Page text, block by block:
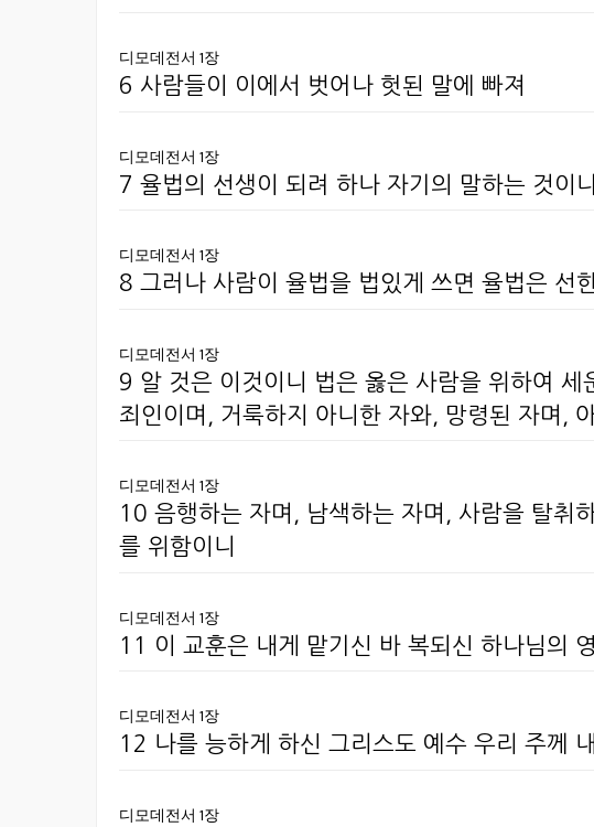
디모데전서 1장
6 사람들이 이에서 벗어나 헛된 말에 빠져
디모데전서 1장
7 율법의 선생이 되려 하나 자기의 말하는 것이
디모데전서 1장
8 그러나 사람이 율법을 법있게 쓰면 율법은 선
디모데전서 1장
9 알 것은 이것이니 법은 옳은 사람을 위하여
죄인이며, 거룩하지 아니한 자와, 망령된 자며,
디모데전서 1장
10 음행하는 자며, 남색하는 자며, 사람을 탈취
를 위함이니
디모데전서 1장
11 이 교훈은 내게 맡기신 바 복되신 하나님의
디모데전서 1장
12 나를 능하게 하신 그리스도 예수 우리 주께
디모데전서 1장